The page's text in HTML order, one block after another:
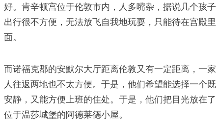
好。肯辛顿宫位于伦敦市内，人多嘴杂，据说几个孩子
出行很不方便，无法放飞自我地玩耍，只能待在宫殿里
面。
而诺福克郡的安默尔大厅距离伦敦又有一定距离，一家
人往返两地也不太方便。于是，他们希望能选择一个既
安静，又能方便上班的住处。于是，他们把目光放在了
位于温莎城堡的阿德莱德小屋。